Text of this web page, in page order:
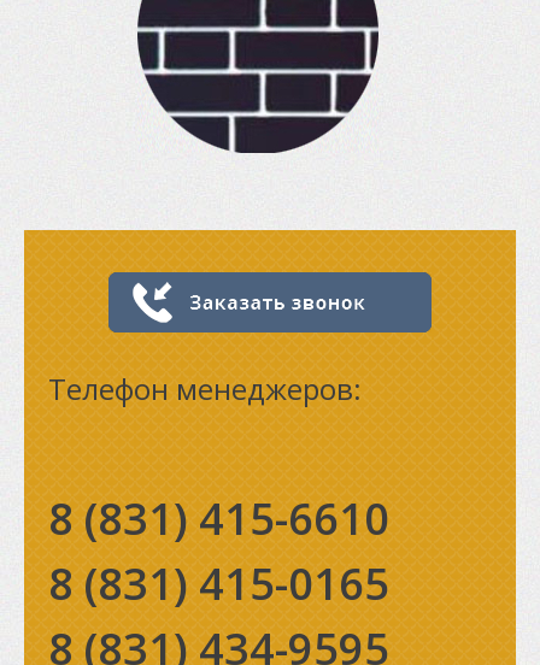
Телефон менеджеров:
8 (831) 415-6610
8 (831) 415-0165
8 (831) 434-9595